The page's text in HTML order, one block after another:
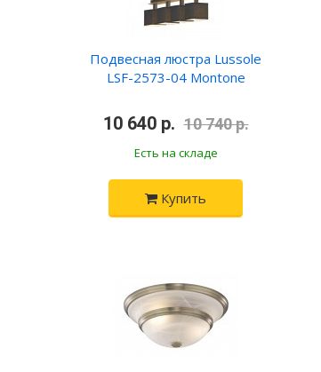
Подвесная люстра Lussole
LSF-2573-04 Montone
10 640 р. 10 740 р.
Есть на складе
Купить